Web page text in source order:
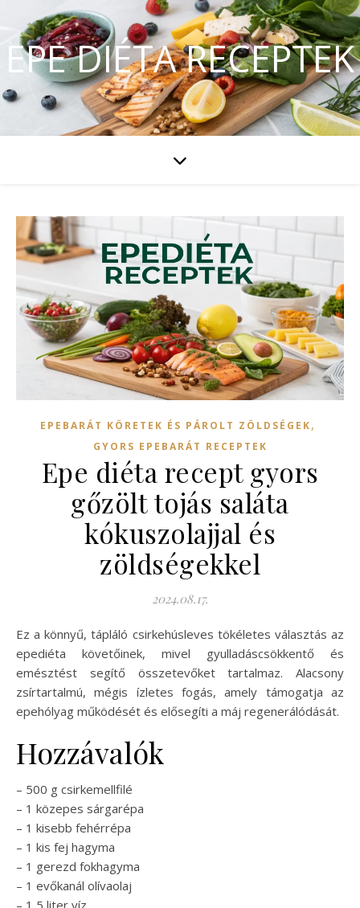
EPE DIÉTA RECEPTEK
EPEBARÁT KÖRETEK ÉS PÁROLT ZÖLDSÉGEK,
GYORS EPEBARÁT RECEPTEK
Epe diéta recept gyors
gőzölt tojás saláta
kókuszolajjal és
zöldségekkel
2024.08.17.
Ez a könnyű, tápláló csirkehúsleves tökéletes választás az
epediéta követőinek, mivel gyulladáscsökkentő és
emésztést segítő összetevőket tartalmaz. Alacsony
zsírtartalmú, mégis ízletes fogás, amely támogatja az
epehólyag működését és elősegíti a máj regenerálódását.
Hozzávalók
– 500 g csirkemellfilé
– 1 közepes sárgarépa
– 1 kisebb fehérrépa
– 1 kis fej hagyma
– 1 gerezd fokhagyma
– 1 evőkanál olívaolaj